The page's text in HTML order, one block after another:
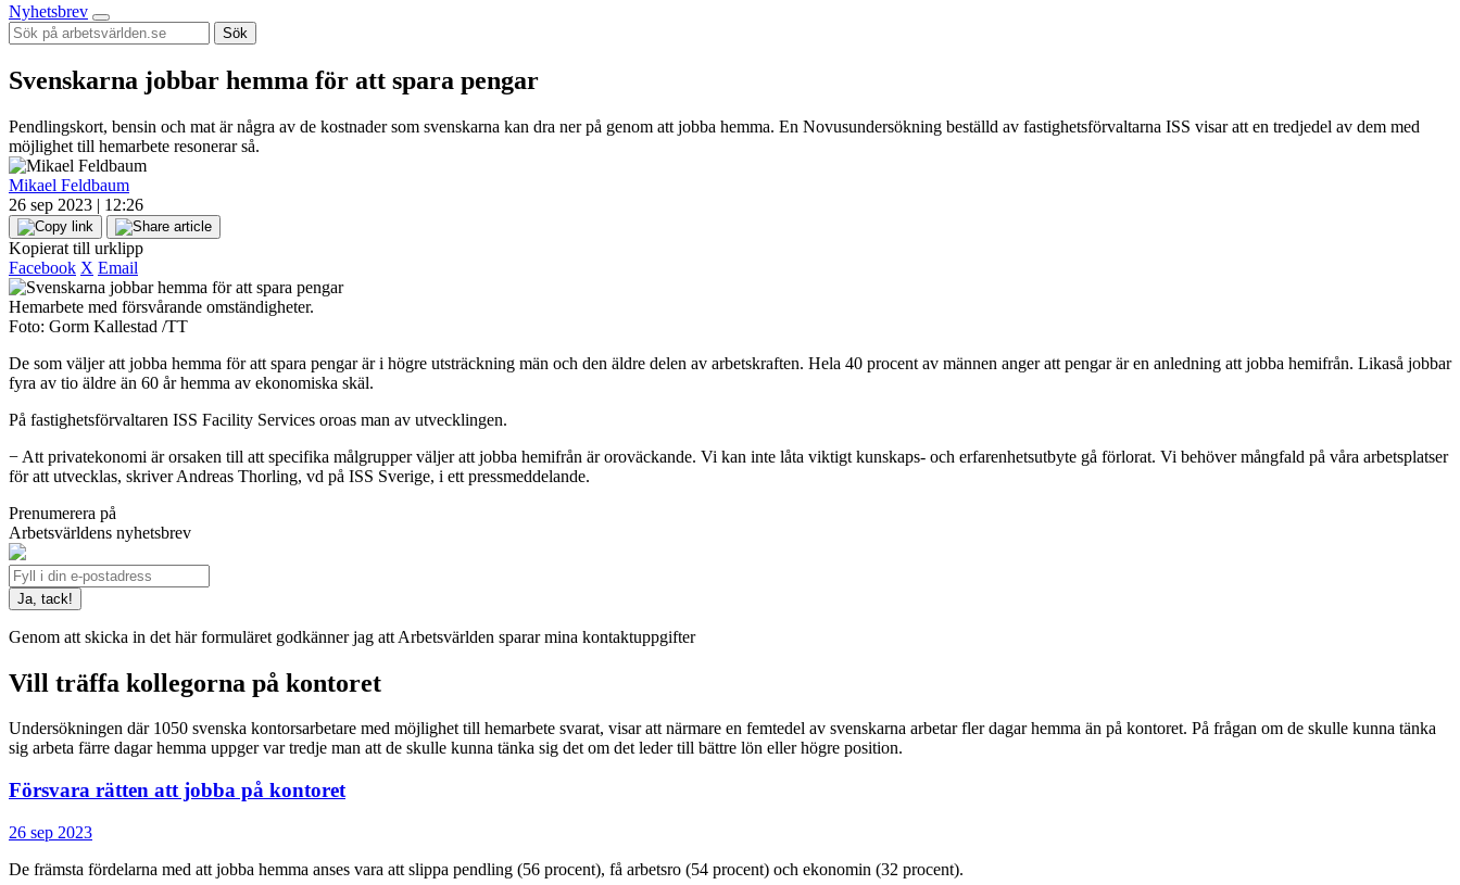
Nyhetsbrev
Sök
Svenskarna jobbar hemma för att spara pengar
Pendlingskort, bensin och mat är några av de kostnader som svenskarna kan dra ner på genom att jobba hemma. En Novusundersökning beställd av fastighetsförvaltarna ISS visar att en tredjedel av dem med
möjlighet till hemarbete resonerar så.
Mikael Feldbaum
26 sep 2023 | 12:26
Kopierat till urklipp
Facebook X Email
Hemarbete med försvårande omständigheter.
Foto: Gorm Kallestad /TT
De som väljer att jobba hemma för att spara pengar är i högre utsträckning män och den äldre delen av arbetskraften. Hela 40 procent av männen anger att pengar är en anledning att jobba hemifrån. Likaså jobbar
fyra av tio äldre än 60 år hemma av ekonomiska skäl.
På fastighetsförvaltaren ISS Facility Services oroas man av utvecklingen.
− Att privatekonomi är orsaken till att specifika målgrupper väljer att jobba hemifrån är oroväckande. Vi kan inte låta viktigt kunskaps- och erfarenhetsutbyte gå förlorat. Vi behöver mångfald på våra arbetsplatser
för att utvecklas, skriver Andreas Thorling, vd på ISS Sverige, i ett pressmeddelande.
Prenumerera på
Arbetsvärldens nyhetsbrev
Genom att skicka in det här formuläret godkänner jag att Arbetsvärlden sparar mina kontaktuppgifter
Vill träffa kollegorna på kontoret
Undersökningen där 1050 svenska kontorsarbetare med möjlighet till hemarbete svarat, visar att närmare en femtedel av svenskarna arbetar fler dagar hemma än på kontoret. På frågan om de skulle kunna tänka
sig arbeta färre dagar hemma uppger var tredje man att de skulle kunna tänka sig det om det leder till bättre lön eller högre position.
Försvara rätten att jobba på kontoret
26 sep 2023
De främsta fördelarna med att jobba hemma anses vara att slippa pendling (56 procent), få arbetsro (54 procent) och ekonomin (32 procent).